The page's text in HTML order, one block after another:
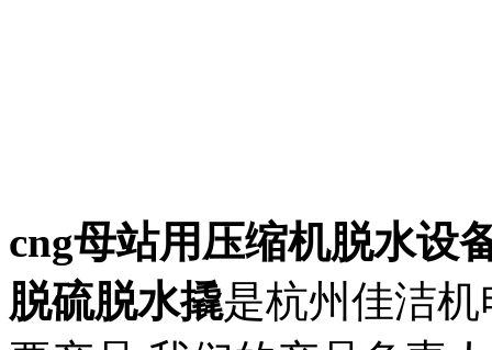
cng母站用压缩机脱水设
脱硫脱水撬是杭州佳洁